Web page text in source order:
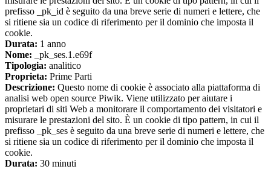
prefisso _pk_id è seguito da una breve serie di numeri e lettere, che
si ritiene sia un codice di riferimento per il dominio che imposta il
cookie.
Durata: 1 anno
Nome: _pk_ses.1.e69f
Tipologia: analitico
Proprieta: Prime Parti
Descrizione: Questo nome di cookie è associato alla piattaforma di
analisi web open source Piwik. Viene utilizzato per aiutare i
proprietari di siti Web a monitorare il comportamento dei visitatori e
misurare le prestazioni del sito. È un cookie di tipo pattern, in cui il
prefisso _pk_ses è seguito da una breve serie di numeri e lettere, che
si ritiene sia un codice di riferimento per il dominio che imposta il
cookie.
Durata: 30 minuti